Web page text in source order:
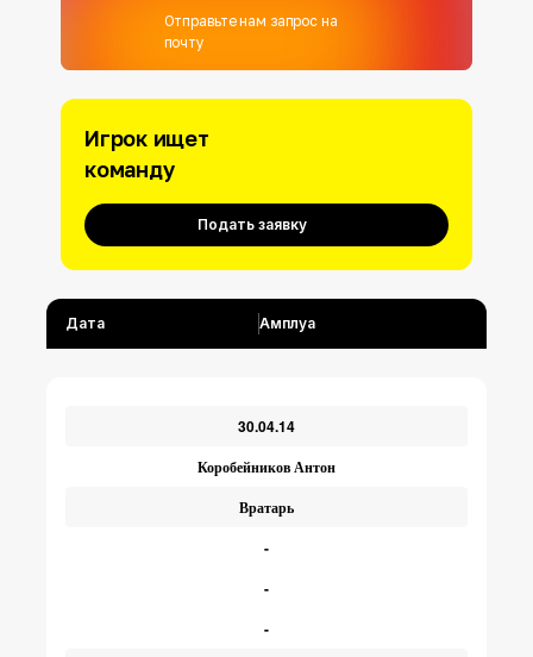
Отправьте нам запрос на
почту
Игрок ищет
команду
Подать заявку
Дата Амплуа
30.04.14
Коробейников Антон
Вратарь
-
-
-